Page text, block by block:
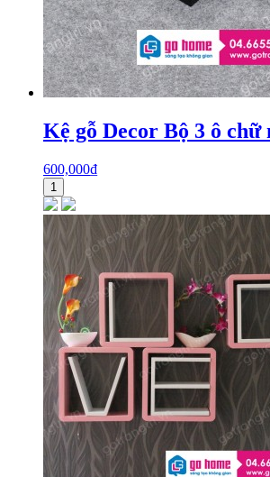
Kệ gỗ Decor Bộ 3 ô chữ
600,000₫
1